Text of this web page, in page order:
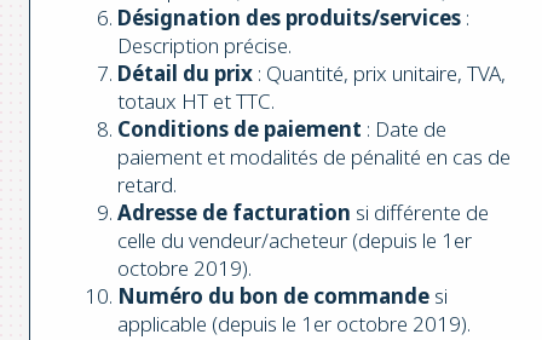
Désignation des produits/services :
Description précise.
Détail du prix : Quantité, prix unitaire, TVA,
totaux HT et TTC.
Conditions de paiement : Date de
paiement et modalités de pénalité en cas de
retard.
Adresse de facturation si différente de
celle du vendeur/acheteur (depuis le 1er
octobre 2019).
Numéro du bon de commande si
applicable (depuis le 1er octobre 2019).